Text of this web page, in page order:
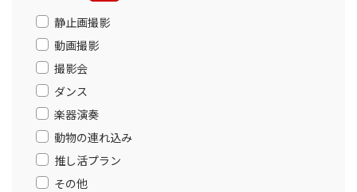
静止画撮影
動画撮影
撮影会
ダンス
楽器演奏
動物の連れ込み
推し活プラン
その他